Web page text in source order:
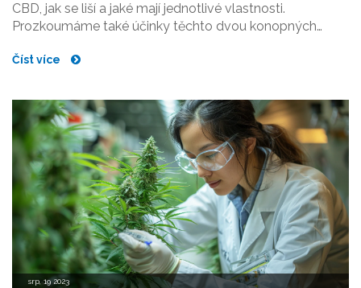
CBD, jak se liší a jaké mají jednotlivé vlastnosti.
Prozkoumáme také účinky těchto dvou konopných
nich počítat. Tak pojďme se do toho pustit!
Číst více
srp, 19 2023